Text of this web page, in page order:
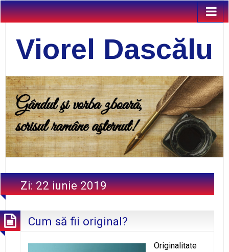
Viorel Dascălu
Zi:22 iunie 2019
Cum să fii original?
Originalitate